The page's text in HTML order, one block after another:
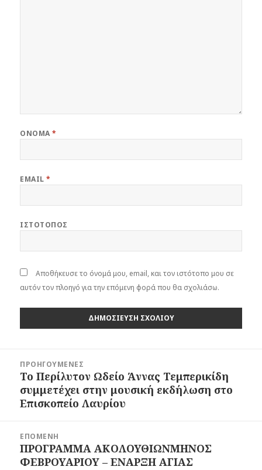
ΌΝΟΜΑ*
EMAIL*
ΙΣΤΌΤΟΠΟΣ
Αποθήκευσε το όνομά μου, email, και τον ιστότοπο μου σε
αυτόν τον πλοηγό για την επόμενη φορά που θα σχολιάσω.
άρθρωνΠΡΟΗΓΟΎΜΕΝΕΣ
Προηγούμενο
άρθρο:
Το Περίλυτον Ωδείο Άννας Τεμπερικίδη
συμμετέχει στην μουσική εκδήλωση στο
Επισκοπείο Λαυρίου
ΕΠΌΜΕΝΗ
Επόμενο
άρθρο:
ΠΡΟΓΡΑΜΜΑ ΑΚΟΛΟΥΘΙΩΝΜΗΝΟΣ
ΦΕΒΡΟΥΑΡΙΟΥ – ΕΝΑΡΞΗ ΑΓΙΑΣ